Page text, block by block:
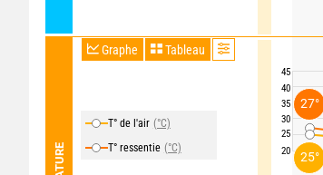
Graphe Tableau
T° de l'air (°C)
T° ressentie (°C)
45
40
35
30
25
20
25°
27°